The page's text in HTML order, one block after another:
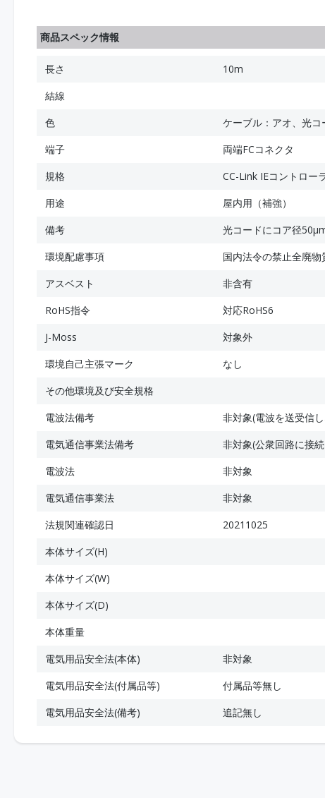
商品スペック情報
長さ
10m
結線
色
ケーブル：アオ、光
端子
両端FCコネクタ
規格
CC-Link IEコントロー
用途
屋内用（補強）
備考
光コードにコア径
環境配慮事項
国内法令の禁止全廃物
アスベスト
非含有
RoHS指令
対応RoHS6
J-Moss
対象外
環境自己主張マーク
なし
その他環境及び安全規格
電波法備考
非対象(電波を送受信
電気通信事業法備考
非対象(公衆回路に接
電波法
非対象
電気通信事業法
非対象
法規関連確認日
20211025
本体サイズ(H)
本体サイズ(W)
本体サイズ(D)
本体重量
電気用品安全法(本体)
非対象
電気用品安全法(付属品等)
付属品等無し
電気用品安全法(備考)
追記無し